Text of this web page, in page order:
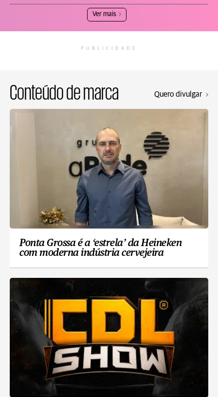
Ver mais
PUBLICIDADE
Conteúdo de marca Quero divulgar
Ponta Grossa é a ‘estrela’ da Heineken
com moderna indústria cervejeira